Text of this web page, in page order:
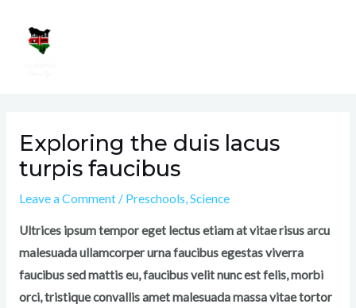
content
Exploring the duis lacus
turpis faucibus
Leave a Comment / Preschools Science
Ultrices ipsum tempor eget lectus etiam at vitae risus arcu
malesuada ullamcorper urna faucibus egestas viverra
faucibus sed mattis eu, faucibus velit nunc est felis, morbi
orci, tristique convallis amet malesuada massa vitae tortor